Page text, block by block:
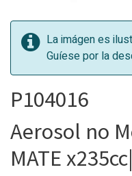
La imágen es
Guíese por la
P104016
Aerosol no
MATE